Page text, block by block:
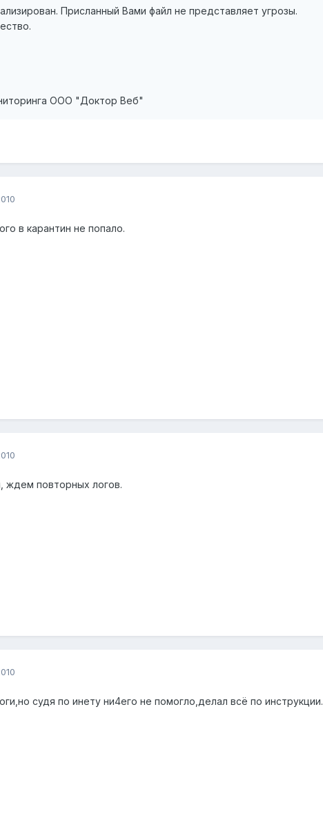
Присланный Вами файл не представляет угрозы.
ООО "Доктор Веб"
в карантин не попало.
ждем повторных логов.
судя по инету ни4его не помогло,делал всё по инструкции.